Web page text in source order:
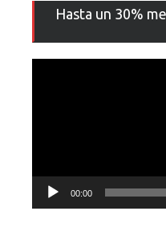
Hasta un 30%
00:00